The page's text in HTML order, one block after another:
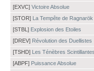
[EXVC] Victoire Absolue
[STOR] La Tempête de Ragnarök
[STBL] Explosion des Etoiles
[DREV] Révolution des Duellistes
[TSHD] Les Ténèbres Scintillantes
[ABPF] Puissance Absolue